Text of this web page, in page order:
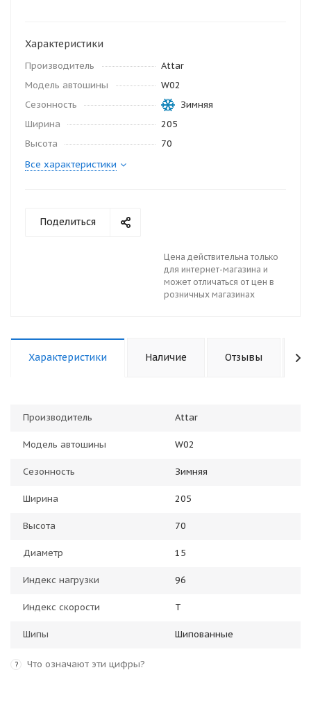
Характеристики
Производитель
Attar
Модель автошины
W02
Сезонность
Зимняя
Ширина
205
Высота
70
Все характеристики
Поделиться
Цена действительна только
для интернет-магазина и
может отличаться от цен в
розничных магазинах
Характеристики Наличие Отзывы
Производитель Attar
Модель автошины W02
Сезонность Зимняя
Ширина 205
Высота 70
Диаметр 15
Индекс нагрузки 96
Индекс скорости T
Шипы Шипованные
? Что означают эти цифры?